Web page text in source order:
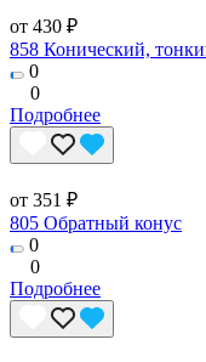
от 430 ₽
858 Конический,
0
0
Подробнее
от 351 ₽
805 Обратный конус
0
0
Подробнее